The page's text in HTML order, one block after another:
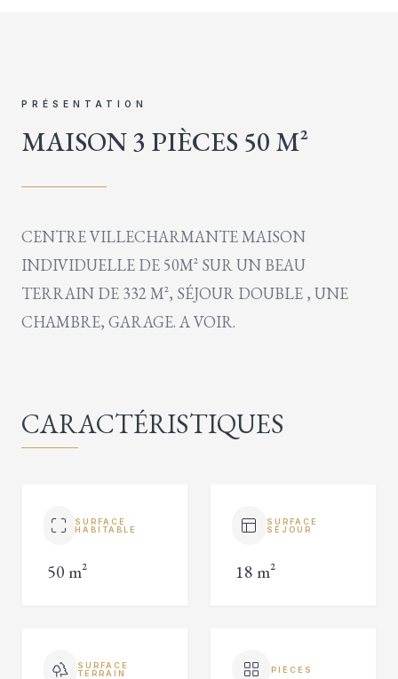
PRÉSENTATION
MAISON 3 PIÈCES 50 M²
CENTRE VILLECHARMANTE MAISON
INDIVIDUELLE DE 50M² SUR UN BEAU
TERRAIN DE 332 M², SÉJOUR DOUBLE , UNE
CHAMBRE, GARAGE. A VOIR.
CARACTÉRISTIQUES
SURFACE
HABITABLE
50 m²
SURFACE
SÉJOUR
18 m²
SURFACE
TERRAIN
PIÈCES